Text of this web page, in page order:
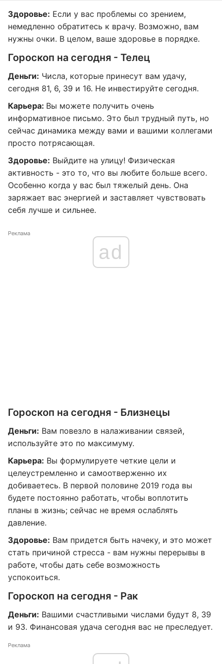
Здоровье: Если у вас проблемы со зрением,
немедленно обратитесь к врачу. Возможно, вам
нужны очки. В целом, ваше здоровье в порядке.
Гороскоп на сегодня - Телец
Деньги: Числа, которые принесут вам удачу,
сегодня 81, 6, 39 и 16. Не инвестируйте сегодня.
Карьера: Вы можете получить очень
информативное письмо. Это был трудный путь, но
сейчас динамика между вами и вашими коллегами
просто потрясающая.
Здоровье: Выйдите на улицу! Физическая
активность - это то, что вы любите больше всего.
Особенно когда у вас был тяжелый день. Она
заряжает вас энергией и заставляет чувствовать
себя лучше и сильнее.
Реклама
ad
Гороскоп на сегодня - Близнецы
Деньги: Вам повезло в налаживании связей,
используйте это по максимуму.
Карьера: Вы формулируете четкие цели и
целеустремленно и самоотверженно их
добиваетесь. В первой половине 2019 года вы
будете постоянно работать, чтобы воплотить
планы в жизнь; сейчас не время ослаблять
давление.
Здоровье: Вам придется быть начеку, и это может
стать причиной стресса - вам нужны перерывы в
работе, чтобы дать себе возможность
успокоиться.
Гороскоп на сегодня - Рак
Деньги: Вашими счастливыми числами будут 8, 39
и 93. Финансовая удача сегодня вас не преследует.
Реклама